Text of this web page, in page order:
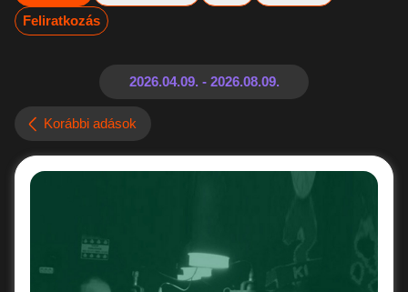
Feliratkozás
Korábbi adások